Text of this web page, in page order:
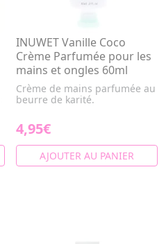
INUWET Vanille Coco
Crème Parfumée pour les
mains et ongles 60ml
Crème de mains parfumée au
beurre de karité.
4,95€
AJOUTER AU PANIER